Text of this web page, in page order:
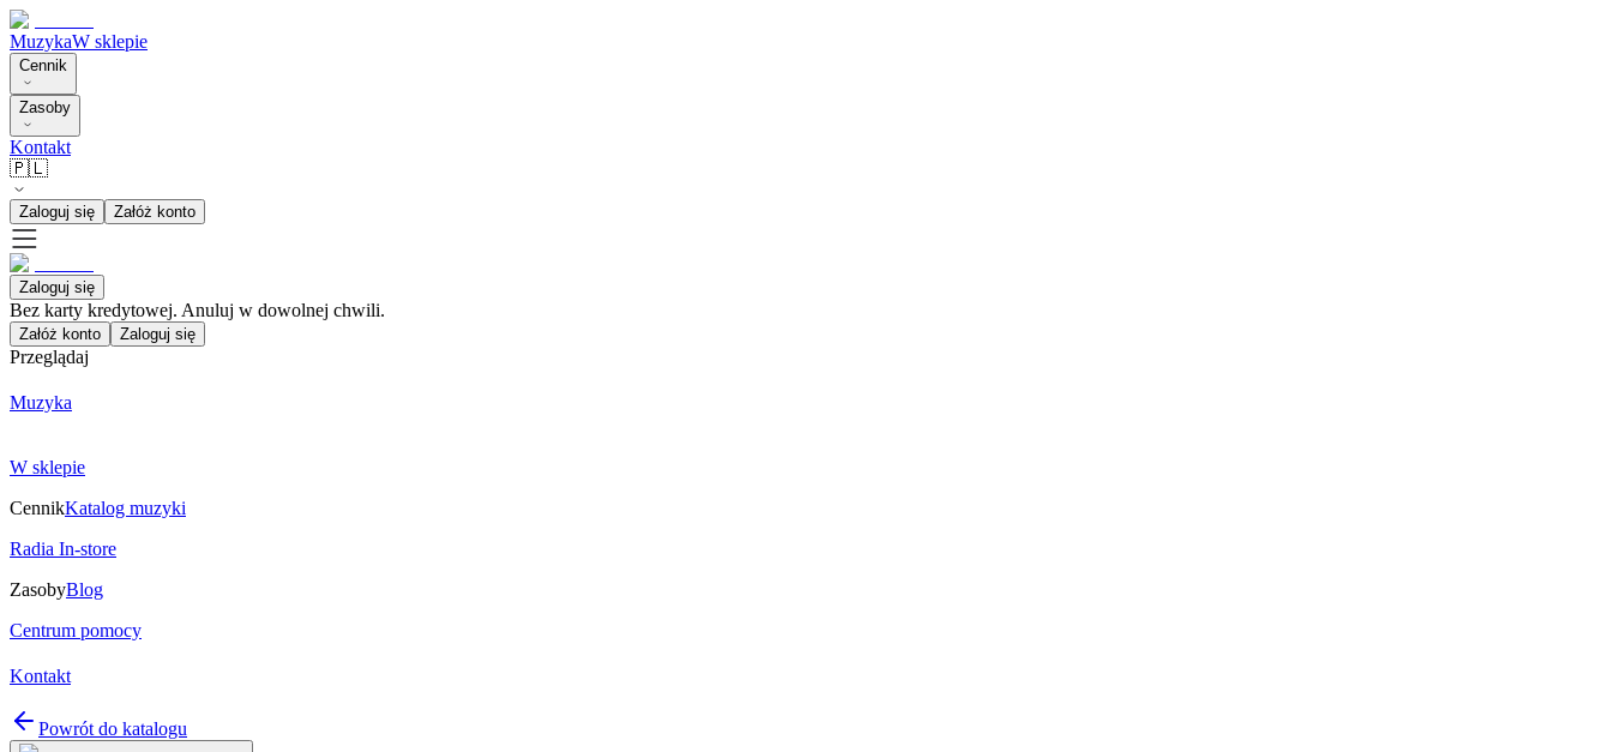
MuzykaW sklepie
Cennik
Zasoby
Kontakt
🇵🇱
Zaloguj się Załóż konto
Zaloguj się
Bez karty kredytowej. Anuluj w dowolnej chwili.
Załóż konto Zaloguj się
Przeglądaj
Muzyka
W sklepie
CennikKatalog muzyki
Radia In-store
ZasobyBlog
Centrum pomocy
Kontakt
Powrót do katalogu